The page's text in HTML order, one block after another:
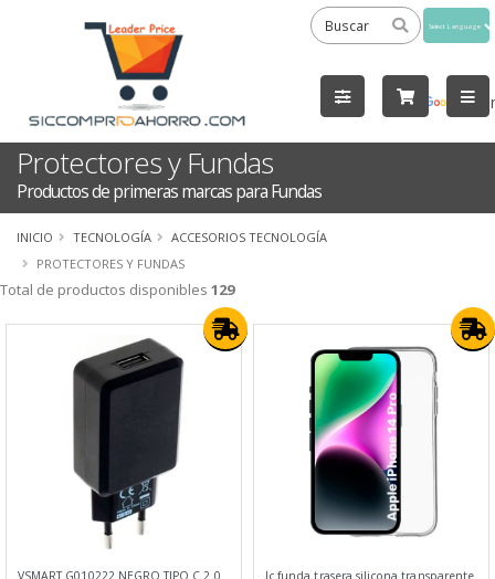
by
Protectores y Fundas
Productos de primeras marcas para Fundas
INICIO TECNOLOGÍA
ACCESORIOS TECNOLOGÍA
PROTECTORES Y FUNDAS
Total de productos disponibles 129
VSMART G010222 NEGRO TIPO C 2.0 Jc funda trasera silicona transparente